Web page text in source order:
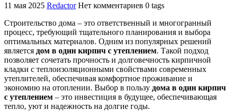
11 мая 2025 Redactor Нет комментариев 0 tags
Строительство дома – это ответственный и многогранный
процесс, требующий тщательного планирования и выбора
оптимальных материалов. Одним из популярных решений
является дом в один кирпич с утеплением. Такой подход
позволяет сочетать прочность и долговечность кирпичной
кладки с теплоизоляционными свойствами современных
утеплителей, обеспечивая комфортное проживание и
экономию на отоплении. Выбор в пользу дома в один кирпич
с утеплением – это инвестиция в будущее, обеспечивающая
тепло, уют и надежность на долгие годы.